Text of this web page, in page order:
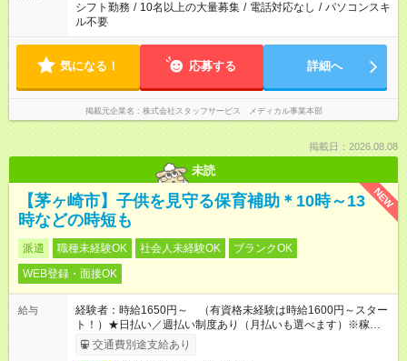
シフト勤務 / 10名以上の大量募集 / 電話対応なし / パソコンスキ
ル不要
気になる！ 応募する 詳細へ
掲載元企業名 株式会社スタッフサービス メディカル事業本部
掲載日：2026.08.08
未読
NEW
【茅ヶ崎市】子供を見守る保育補助＊10時～13
時などの時短も
派遣 職種未経験OK 社会人未経験OK
ブランクOK
WEB登録・面接OK
給与
経験者：時給1650円～ （有資格未経験は時給1600円～スター
ト！）★日払い／週払い制度あり（月払いも選べます）※稼働開
始時は手続き完了次第のお支払いとなります★フルタイムできる
方は100円アップ！
交通費別途支給あり